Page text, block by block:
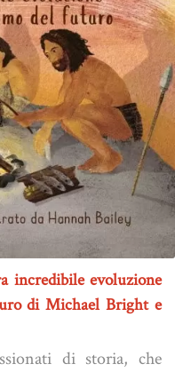
incredibile evoluzione
di Michael Bright e
di storia, che